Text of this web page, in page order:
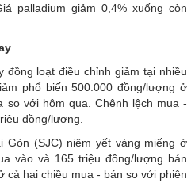
palladium giảm 0,4% xuống còn
đồng loạt điều chỉnh giảm tại nhiều
phổ biến 500.000 đồng/lượng ở
so với hôm qua. Chênh lệch mua -
đồng/lượng.
Gòn (SJC) niêm yết vàng miếng ở
vào và 165 triệu đồng/lượng bán
cả hai chiều mua - bán so với phiên